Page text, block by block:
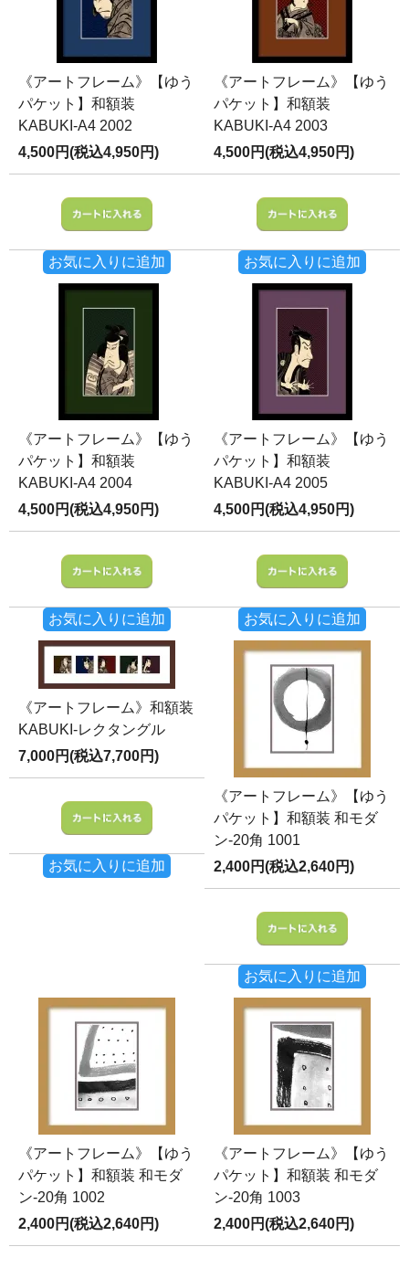
《アートフレーム》【ゆう
パケット】和額装
KABUKI-A4 2002
4,500円(税込4,950円)
お気に入りに追加
《アートフレーム》【ゆう
パケット】和額装
KABUKI-A4 2003
4,500円(税込4,950円)
お気に入りに追加
《アートフレーム》【ゆう
パケット】和額装
KABUKI-A4 2004
4,500円(税込4,950円)
お気に入りに追加
《アートフレーム》【ゆう
パケット】和額装
KABUKI-A4 2005
4,500円(税込4,950円)
お気に入りに追加
《アートフレーム》和額装
KABUKI-レクタングル
7,000円(税込7,700円)
お気に入りに追加
《アートフレーム》【ゆう
パケット】和額装 和モダ
ン-20角 1001
2,400円(税込2,640円)
お気に入りに追加
《アートフレーム》【ゆう
パケット】和額装 和モダ
ン-20角 1002
2,400円(税込2,640円)
《アートフレーム》【ゆう
パケット】和額装 和モダ
ン-20角 1003
2,400円(税込2,640円)